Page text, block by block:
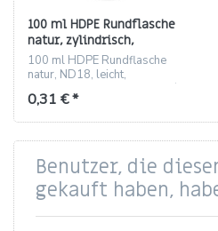
100 ml HDPE Rundflasche
natur, zylindrisch,
Gewinde ND18
100 ml HDPE Rundflasche
natur, ND18, leicht,
bruchsicher, passend für 18/1
Sprayer und
0,31 € *
Benutzer, die
gekauft haben,